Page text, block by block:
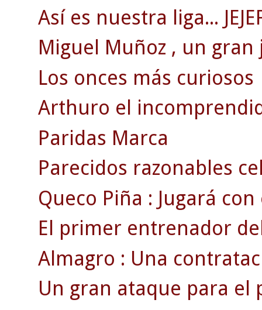
Así es nuestra liga...
Miguel Muñoz , un
Los onces más curiosos
Arthuro el
Paridas Marca
Parecidos razonables
Queco Piña : Jugará
El primer entrenador
Almagro : Una
Un gran ataque para el